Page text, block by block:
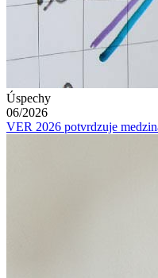
Úspechy
06/2026
VER 2026 potvrdzuje